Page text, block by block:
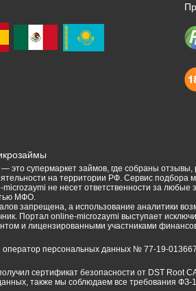
это супермаркет займов, где собраны
на территории РФ. Сервис подбора
microzaymi не несет ответственности за
МФО.
запрещена, а использование аналитики
Портал online-microzaymi выступает
и лицензированными участниками
оператор персональных данных № 77-19-013667.
сертификат безопасности от DST Root
также мы соблюдаем все требования ФЗ-